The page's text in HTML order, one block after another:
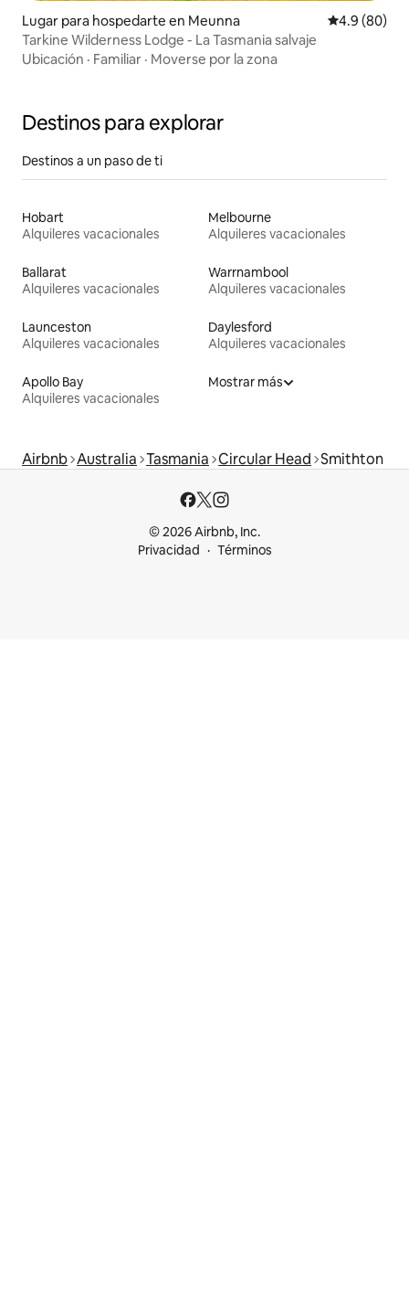
Lugar para hospedarte en Meunna Calificación
4.9 (80)
Tarkine Wilderness Lodge - La Tasmania salvaje
Ubicación · Familiar · Moverse por la zona
Destinos para explorar
Destinos a un paso de ti
Hobart
Alquileres vacacionales
Melbourne
Alquileres vacacionales
Ballarat
Alquileres vacacionales
Warrnambool
Alquileres vacacionales
Launceston
Alquileres vacacionales
Daylesford
Alquileres vacacionales
Apollo Bay
Alquileres vacacionales
Mostrar más
Airbnb Australia Tasmania Circular Head Smithton
© 2026 Airbnb, Inc.
Privacidad
Términos